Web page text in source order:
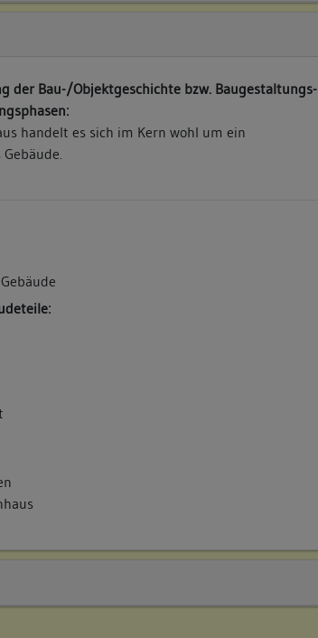
der Bau-/Objektgeschichte bzw. Baugestaltungs-
handelt es sich im Kern wohl um ein